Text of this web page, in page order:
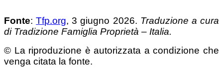
Fonte:Tfp.org, 3 giugno 2026. Traduzione a cura
di Tradizione Famiglia Proprietà – Italia.
© La riproduzione è autorizzata a condizione che
venga citata la fonte.